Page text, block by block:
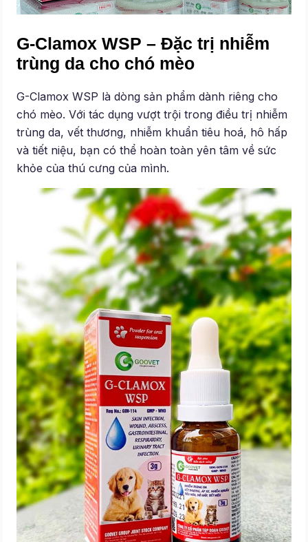
G-Clamox WSP – Đặc trị nhiễm
trùng da cho chó mèo
G-Clamox WSP là dòng sản phẩm dành riêng cho
chó mèo. Với tác dụng vượt trội trong điều trị nhiễm
trùng da, vết thương, nhiễm khuẩn tiêu hoá, hô hấp
và tiết niệu, bạn có thể hoàn toàn yên tâm về sức
khỏe của thú cưng của mình.